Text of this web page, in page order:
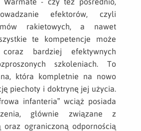
efektorów, czyli
rakietowych, a nawet
te kompetencje może
bardziej efektywnych
szkoleniach. To
która kompletnie na nowo
piechoty i doktrynę jej użycia.
infanteria” wciąż posiada
głównie związane z
oraz ograniczoną odpornością